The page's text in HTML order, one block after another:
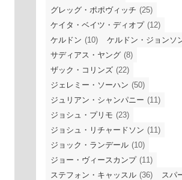
グレッグ・ポポヴィッチ (25)
ケイタ・ベイツ・ディオプ (12)
ケルドン (10) ケルドン・ジョンソ
サディアス・ヤング (8)
ザック・コリンズ (22)
ジェレミー・ソーハン (50)
ジュリアン・シャンパニー (11)
ジョシュ・プリモ (23)
ジョシュ・リチャードソン (11)
ジョック・ランデール (10)
ジョー・ヴィースカンプ (11)
ステフォン・キャッスル (36) スパ